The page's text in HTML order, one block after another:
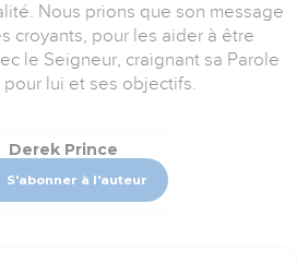
Nous prions que son message
croyants, pour les aider à être
le Seigneur, craignant sa Parole
lui et ses objectifs.
Derek Prince
S'abonner à l'auteur